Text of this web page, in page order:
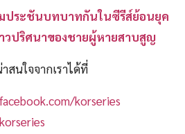
มประชันบทบาทกันในซีรีส์ย้อนยุค
าวปริศนาของชายผู้หายสาบสูญ
สนใจจากเราได้ที่
facebook.com/korseries